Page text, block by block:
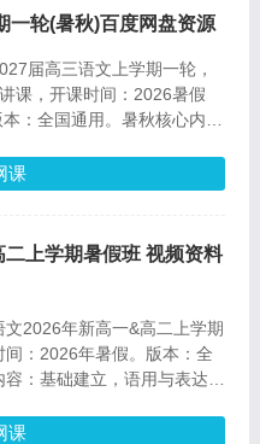
一轮(暑秋)百度网盘资源
届高三语文上学期一轮，
课，开课时间：2026暑假
：全国通用。暑秋核心内
课
上学期暑假班 视频资料
文2026年新高一&高二上学期
间：2026年暑假。版本：全
：基础建立，语用与表达规
基本框架、能够看懂题目、写
课